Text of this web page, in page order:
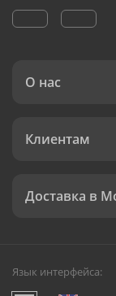
О нас
Клиентам
Доставка в
Язык интерфейса: